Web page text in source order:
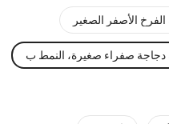
الفرخ الأصفر الصغير
دجاجة صفراء صغيرة، النمط ب